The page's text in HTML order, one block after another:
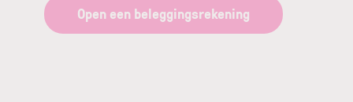
Open een beleggingsrekening